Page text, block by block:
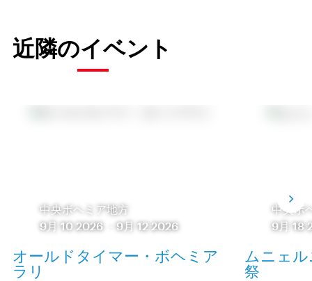
近隣のイベント
中央ボヘミア地方
9月 10 2026
9月 12 2026
オールドタイマー・ボヘミア
ラリ
中央ボ
9月 18
ムニェ
祭